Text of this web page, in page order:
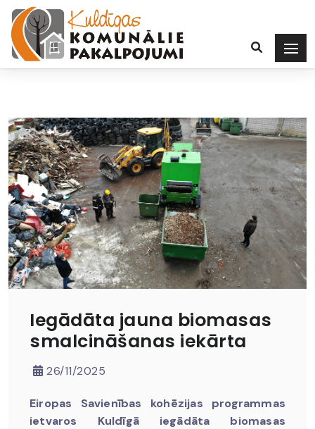
Iegādāta jauna biomasas
smalcināšanas iekārta
26/11/2025
Eiropas Savienības kohēzijas programmas
ietvaros Kuldīgā iegādāta biomasas